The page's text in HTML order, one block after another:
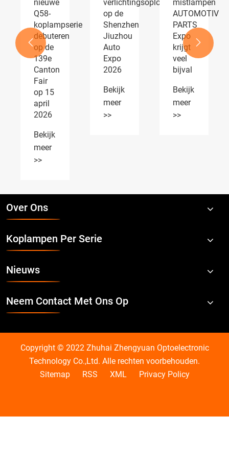
nieuwe
Q58-
koplampserie
debuteren
op de
139e
Canton
Fair
op 15
april
2026
Bekijk
meer
>>
verlichtingsoplossingen
op de
Shenzhen
Jiuzhou
Auto
Expo
2026
Bekijk
meer
>>
mistlampen
AUTOMOTIVE
PARTS
Expo
krijgt
veel
bijval
Bekijk
meer
>>
 
Over Ons
Koplampen Per Serie
Nieuws
Neem Contact Met Ons Op
Copyright © 2022 Zhuhai Zhengyuan Optoelectronic
Technology Co.,Ltd. Alle rechten voorbehouden.
Sitemap
RSS XML Privacy Policy